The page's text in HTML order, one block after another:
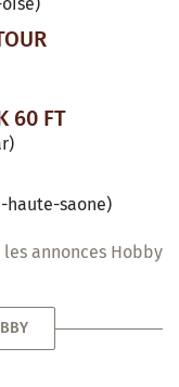
oise)
60 FT
haute-saone)
les annonces Hobby